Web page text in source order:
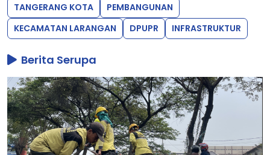
TANGERANG KOTA
PEMBANGUNAN
KECAMATAN LARANGAN
DPUPR INFRASTRUKTUR
Berita Serupa